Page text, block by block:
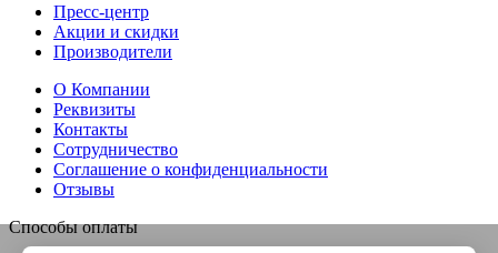
Пресс-центр
Акции и скидки
Производители
О Компании
Реквизиты
Контакты
Сотрудничество
Соглашение о конфиденциальности
Отзывы
Способы оплаты